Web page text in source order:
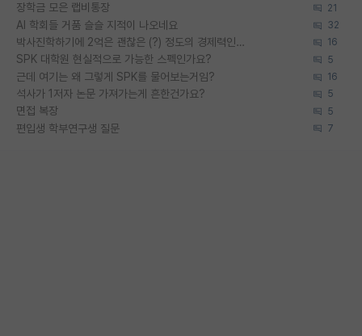
장학금 모은 랩비통장 21
AI 학회들 거품 슬슬 지적이 나오네요 32
박사진학하기에 2억은 괜찮은 (?) 정도의 경제력인가요 16
SPK 대학원 현실적으로 가능한 스펙인가요? 5
근데 여기는 왜 그렇게 SPK를 물어보는거임? 16
석사가 1저자 논문 가져가는게 흔한건가요? 5
면접 복장 5
편입생 학부연구생 질문 7